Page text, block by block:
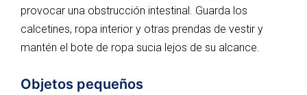
provocar una obstrucción intestinal. Guarda los
calcetines, ropa interior y otras prendas de vestir y
mantén el bote de ropa sucia lejos de su alcance.
Objetos pequeños